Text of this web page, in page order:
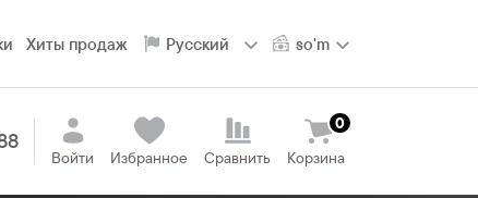
Хиты продаж
Войти Избранное Сравнить Корзина
0